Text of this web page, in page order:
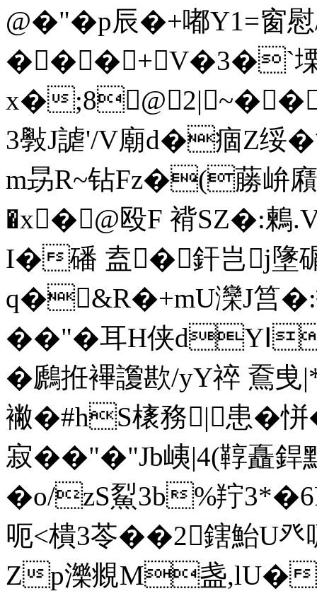
@�"�p辰�+嘟Y1=窗
���+V�3�`塛
x�;8@2|~��\
3斅J謔'/V廟d�痼Z
m昮R~钻Fz�(蕂峅
�x�@殴F 褙SZ�:鶫
I�磻 盍�釬岂j墬
q�&R�+mU灤J筥�:
��"� 耳H侠dYⅠ€
�鷉拰襅讂歁/yY祽 鴌
襒�#hS橠務|患�
寂��"�"Jb峓|4(鞟矗
�o/zS鮤3b%羜
呃<樻3苓��2鎋鮐U
Zp濼覜M盏,lU�